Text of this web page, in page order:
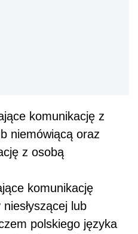
komunikację z
niemówiącą oraz
z osobą
komunikację
lub
polskiego języka